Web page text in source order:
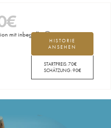
€
mit inbegriffen
HISTORIE
ANSEHEN
STARTPREIS:70€
SCHÄTZUNG:90€